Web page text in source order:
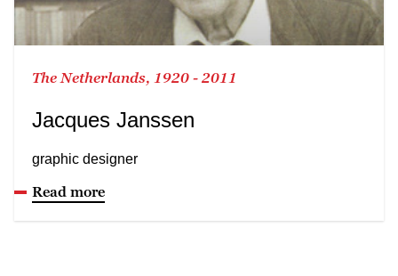
The Netherlands, 1920 - 2011
Jacques Janssen
graphic designer
Read more